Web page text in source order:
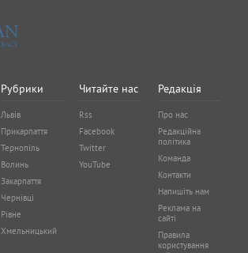
Рубрики
Львів
Прикарпаття
Тернопіль
Волинь
Закарпаття
Чернівці
Рівне
Хмельницький
Читайте нас
Rss
Facebook
Twitter
YouTube
Редакція
Про нас
Редакційна
політика
Команда
Контакти
Напишіть нам
Реклама на
сайті
Правила
користування